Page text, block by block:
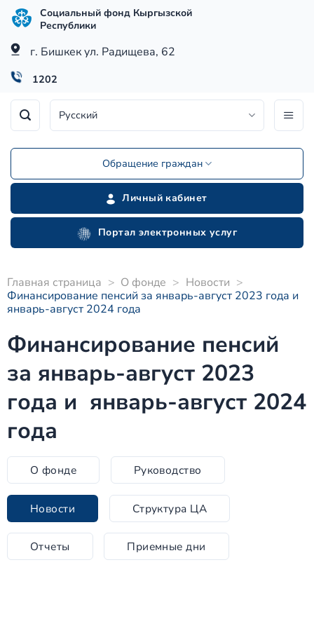
Skip
content
Социальный фонд Кыргызской
Республики
г. Бишкек ул. Радищева, 62
1202
Русский
Обращение граждан
Личный кабинет
Портал электронных услуг
Главная страница > О фонде > Новости >
Финансирование пенсий за январь-август 2023 года и
январь-август 2024 года
Финансирование пенсий
за январь-август 2023
года и январь-август 2024
года
О фонде Руководство
Новости Структура ЦА
Отчеты Приемные дни